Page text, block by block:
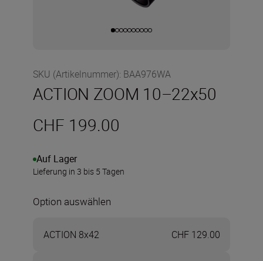
SKU (Artikelnummer): BAA976WA
ACTION ZOOM 10–22x50
CHF 199.00
Auf Lager
Lieferung in 3 bis 5 Tagen
Option auswählen
ACTION 8x42 CHF 129.00